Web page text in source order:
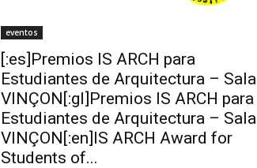
eventos
[:es]Premios IS ARCH para
Estudiantes de Arquitectura – Sala
VINÇON[:gl]Premios IS ARCH para
Estudiantes de Arquitectura – Sala
VINÇON[:en]IS ARCH Award for
Students of...